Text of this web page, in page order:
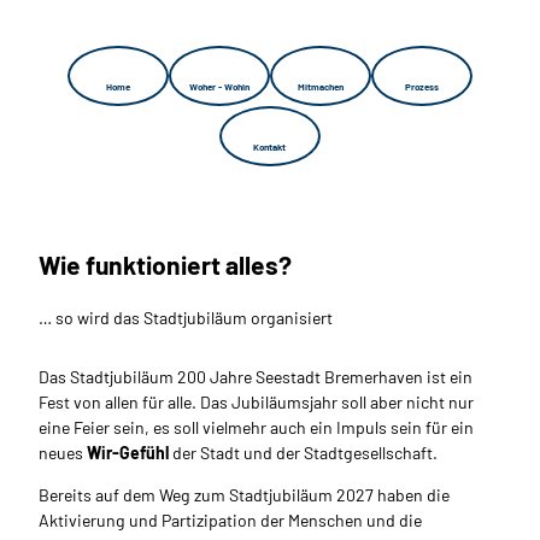
Home Woher - Wohin Mitmachen Prozess
Kontakt
Wie funktioniert alles?
… so wird das Stadtjubiläum organisiert
Das Stadtjubiläum 200 Jahre Seestadt Bremerhaven ist ein
Fest von allen für alle. Das Jubiläumsjahr soll aber nicht nur
eine Feier sein, es soll vielmehr auch ein Impuls sein für ein
neues Wir-Gefühl der Stadt und der Stadtgesellschaft.
Bereits auf dem Weg zum Stadtjubiläum 2027 haben die
Aktivierung und Partizipation der Menschen und die